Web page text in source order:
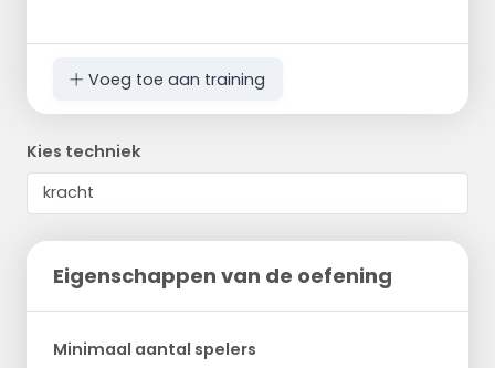
Voeg toe aan training
Kies techniek
Eigenschappen van de oefening
Minimaal aantal spelers